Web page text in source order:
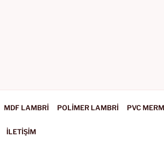
MDF LAMBRİ POLİMER LAMBRİ PVC
İLETİŞİM